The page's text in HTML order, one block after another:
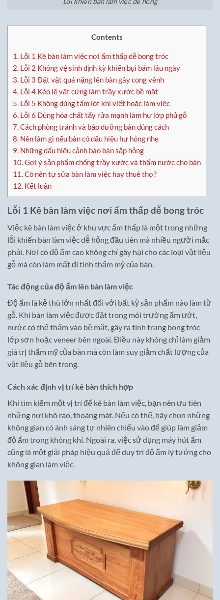
Contents
1. Lỗi 1 Kê bàn làm việc nơi ẩm thấp dễ bong tróc
2. Lỗi 2 Không vệ sinh định kỳ khiến bụi bám lâu ngày
3. Lỗi 3 Đặt vật quá nặng lên bàn gây cong vênh
4. Lỗi 4 Kéo lê vật cứng làm trầy xước bề mặt
5. Lỗi 5 Không dùng tấm lót khi viết hoặc làm việc
6. Lỗi 6 Dùng hóa chất tẩy rửa mạnh làm hư lớp phủ gỗ
7.Cách phòng tránh và bảo dưỡng bàn đúng cách
8. Nên làm gì nếu bàn có dấu hiệu hư hỏng nhẹ
9. Những dấu hiệu cảnh báo bàn sắp hỏng
10.Gợi ý sản phẩm chống trầy xước và thấm nước cho bàn
11.Có nên tự sửa bàn làm việc hay thuê thợ?
12. Kết luận
Lỗi 1 Kê bàn làm việc nơi ẩm thấp dễ bong tróc
Việc kê bàn làm việc ở khu vực ẩm thấp là một trong những
lỗi khiến bàn làm việc dễ hỏng đầu tiên mà nhiều người mắc
phải. Nơi có độ ẩm cao không chỉ gây hại cho các loại vật liệu
gỗ mà còn làm mất đi tính thẩm mỹ của bàn.
Tác động của độ ẩm lên bàn làm việc
Độ ẩm là kẻ thù lớn nhất đối với bất kỳ sản phẩm nào làm từ
gỗ. Khi bàn làm việc được đặt trong môi trường ẩm ướt,
nước có thể thấm vào bề mặt, gây ra tình trạng bong tróc
lớp sơn hoặc veneer bên ngoài. Điều này không chỉ làm giảm
giá trị thẩm mỹ của bàn mà còn làm suy giảm chất lượng của
vật liệu gỗ bên trong.
Cách xác định vị trí kê bàn thích hợp
Khi tìm kiếm một vị trí để kê bàn làm việc, bạn nên ưu tiên
những nơi khô ráo, thoáng mát. Nếu có thể, hãy chọn những
không gian có ánh sáng tự nhiên chiếu vào để giúp làm giảm
độ ẩm trong không khí. Ngoài ra, việc sử dụng máy hút ẩm
cũng là một giải pháp hiệu quả để duy trì độ ẩm lý tưởng cho
không gian làm việc.